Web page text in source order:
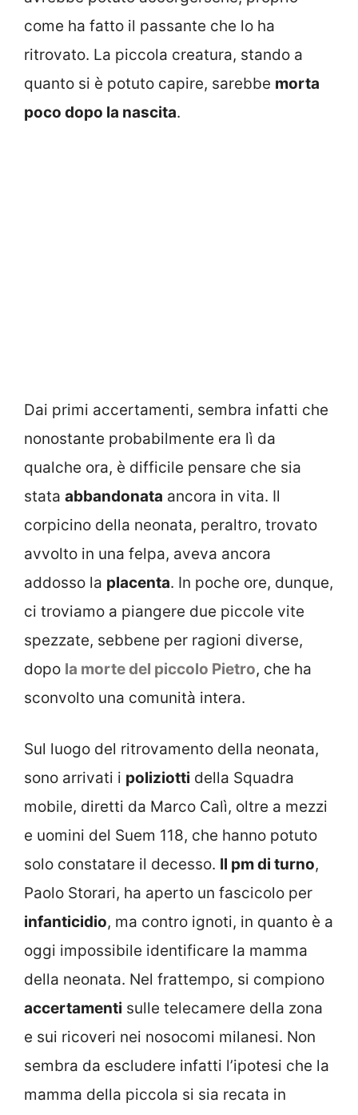
come ha fatto il passante che lo ha
ritrovato. La piccola creatura, stando a
quanto si è potuto capire, sarebbe morta
poco dopo la nascita.
Dai primi accertamenti, sembra infatti che
nonostante probabilmente era lì da
qualche ora, è difficile pensare che sia
stata abbandonata ancora in vita. Il
corpicino della neonata, peraltro, trovato
avvolto in una felpa, aveva ancora
addosso la placenta. In poche ore, dunque,
ci troviamo a piangere due piccole vite
spezzate, sebbene per ragioni diverse,
dopo la morte del piccolo Pietro, che ha
sconvolto una comunità intera.
Sul luogo del ritrovamento della neonata,
sono arrivati i poliziotti della Squadra
mobile, diretti da Marco Calì, oltre a mezzi
e uomini del Suem 118, che hanno potuto
solo constatare il decesso. Il pm di turno,
Paolo Storari, ha aperto un fascicolo per
infanticidio, ma contro ignoti, in quanto è a
oggi impossibile identificare la mamma
della neonata. Nel frattempo, si compiono
accertamenti sulle telecamere della zona
e sui ricoveri nei nosocomi milanesi. Non
sembra da escludere infatti l’ipotesi che la
mamma della piccola si sia recata in